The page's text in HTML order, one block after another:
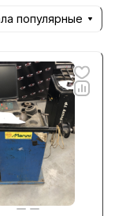
популярные